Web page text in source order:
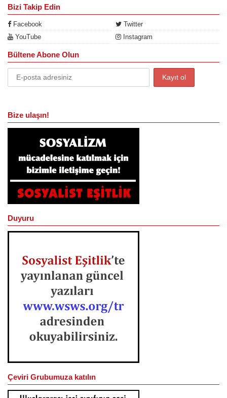
Bizi Takip Edin
Facebook
Twitter
YouTube
Instagram
Bültene Abone Olun
Bize ulaşın!
Duyuru
Çeviri Grubumuza katılın